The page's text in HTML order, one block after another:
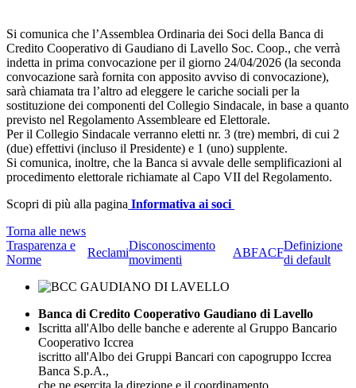
Si comunica che l’Assemblea Ordinaria dei Soci della Banca di
Credito Cooperativo di Gaudiano di Lavello Soc. Coop., che verrà
indetta in prima convocazione per il giorno 24/04/2026 (la seconda
convocazione sarà fornita con apposito avviso di convocazione),
sarà chiamata tra l’altro ad eleggere le cariche sociali per la
sostituzione dei componenti del Collegio Sindacale, in base a quanto
previsto nel Regolamento Assembleare ed Elettorale.
Per il Collegio Sindacale verranno eletti nr. 3 (tre) membri, di cui 2
(due) effettivi (incluso il Presidente) e 1 (uno) supplente.
Si comunica, inoltre, che la Banca si avvale delle semplificazioni al
procedimento elettorale richiamate al Capo VII del Regolamento.
Scopri di più alla pagina Informativa ai soci
Torna alle news
Trasparenza e
Norme
Reclami
Disconoscimento
movimenti
ABFACF
Definizione
di default
Banca di Credito Cooperativo Gaudiano di Lavello
Iscritta all'Albo delle banche e aderente al Gruppo Bancario
Cooperativo Iccrea
iscritto all'Albo dei Gruppi Bancari con capogruppo Iccrea
Banca S.p.A.,
che ne esercita la direzione e il coordinamento.